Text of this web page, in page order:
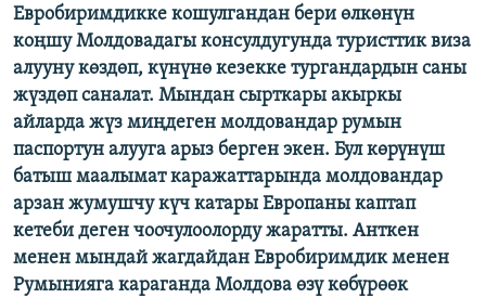
Евробиримдикке кошулгандан бери өлкөнүн
коңшу Молдовадагы консулдугунда туристтик виза
алууну көздөп, күнүнө кезекке тургандардын саны
жүздөп саналат. Мындан сырткары акыркы
айларда жүз миңдеген молдовандар румын
паспортун алууга арыз берген экен. Бул көрүнүш
батыш маалымат каражаттарында молдовандар
арзан жумушчу күч катары Европаны каптап
кетеби деген чоочулоолорду жаратты. Анткен
менен мындай жагдайдан Евробиримдик менен
Румынияга караганда Молдова өзү көбүрөөк